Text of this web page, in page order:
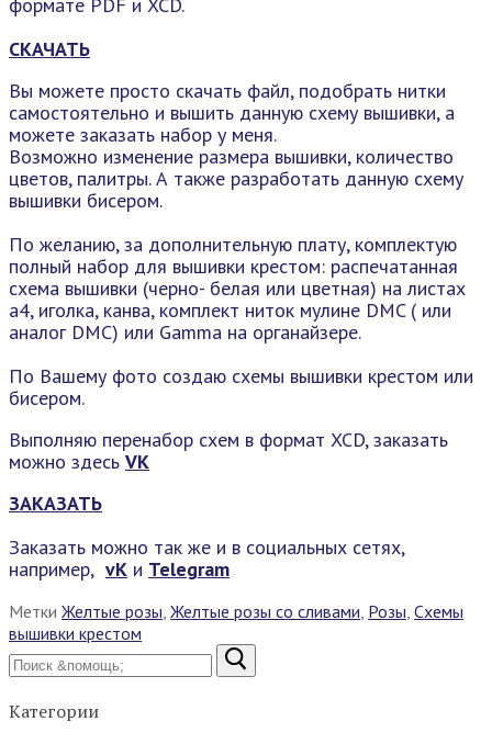
СКАЧАТЬ
Вы можете просто скачать файл, подобрать нитки
самостоятельно и вышить данную схему вышивки, а
можете заказать набор у меня.
Возможно изменение размера вышивки, количество
цветов, палитры. А также разработать данную схему
вышивки бисером.
По желанию, за дополнительную плату, комплектую
полный набор для вышивки крестом: распечатанная
схема вышивки (черно- белая или цветная) на листах
а4, иголка, канва, комплект ниток мулине DMC ( или
аналог DMC) или Gamma на органайзере.
По Вашему фото создаю схемы вышивки крестом или
бисером.
Выполняю перенабор схем в формат XCD, заказать
можно здесь VK
ЗАКАЗАТЬ
Заказать можно так же и в социальных сетях,
например, vK и Telegram
Метки Желтые розы Желтые розы со сливами Розы Схемы
вышивки крестом
Найти:
Категории